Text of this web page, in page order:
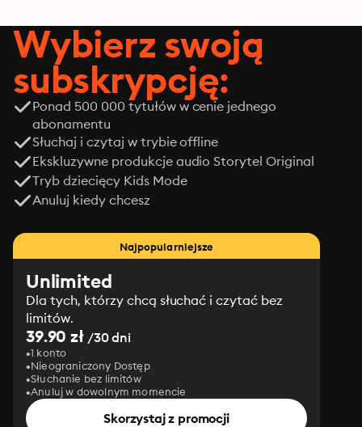
Wybierz swoją
subskrypcję:
Ponad 500 000 tytułów w cenie jednego
abonamentu
Słuchaj i czytaj w trybie offline
Ekskluzywne produkcje audio Storytel Original
Tryb dziecięcy Kids Mode
Anuluj kiedy chcesz
Najpopularniejsze
Unlimited
Dla tych, którzy chcą słuchać i czytać bez
limitów.
39.90 zł/30 dni
1 konto
Nieograniczony Dostęp
Słuchanie bez limitów
Anuluj w dowolnym momencie
Skorzystaj z promocji